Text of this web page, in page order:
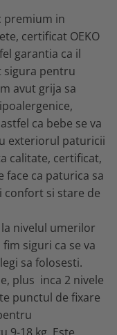
premium in
certificat OEKO
garantia ca il
sigura pentru
avut grija sa
ca bebe se va
exteriorul paturicii
calitate, certificat,
face ca paturica sa
confort si stare de
nivelul umerilor
siguri ca se va
sa folosesti.
plus inca 2 nivele
punctul de fixare